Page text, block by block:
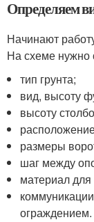
Определяем
Начинают
На схеме нужно
тип грунта;
вид, высоту
высоту
размеры
шаг между
материал
ограждением.